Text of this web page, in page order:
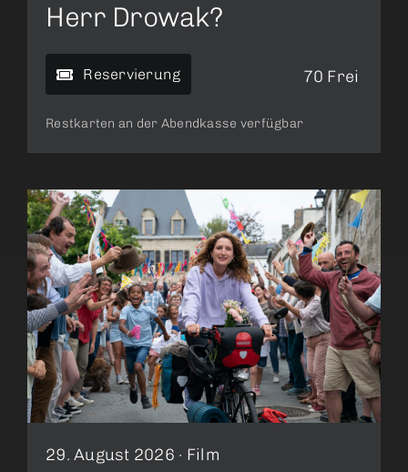
Herr Drowak?
Reservierung 70 Frei
Restkarten an der Abendkasse verfügbar
29. August 2026 · Film